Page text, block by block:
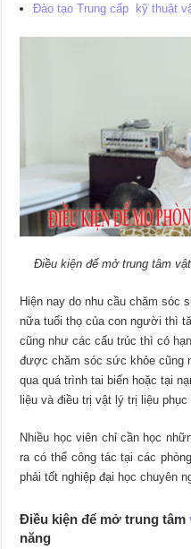
Đào tạo Trung cấp kỹ thuật
Điều kiện để mở trung tâm
Hiện nay do nhu cầu chăm sóc
nữa tuổi thọ của con người thì
cũng như các cấu trúc thì có
được chăm sóc sức khỏe cũng
qua quá trình tai biến hoặc tại
liệu và điều trị vật lý trị liệu
Nhiều học viên chỉ cần học
ra có thể công tác tại các
phải tốt nghiệp đại học chuyên
Điều kiện để mở trung tâm
năng